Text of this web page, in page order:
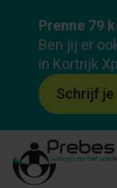
Prenne 79
Ben jij er
in Kortrijk
Schrijf je